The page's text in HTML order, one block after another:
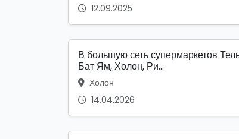
12.09.2025
В большую сеть супермаркетов
Бат Ям, Холон, Ри...
Холон
14.04.2026